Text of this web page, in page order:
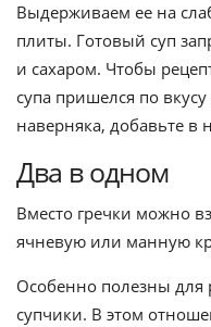
Выдерживаем ее на
плиты. Готовый суп
и сахаром. Чтобы
супа пришелся по
наверняка, добавьте в
Два в одном
Вместо гречки можно
ячневую или манную
Особенно полезны для
супчики. В этом